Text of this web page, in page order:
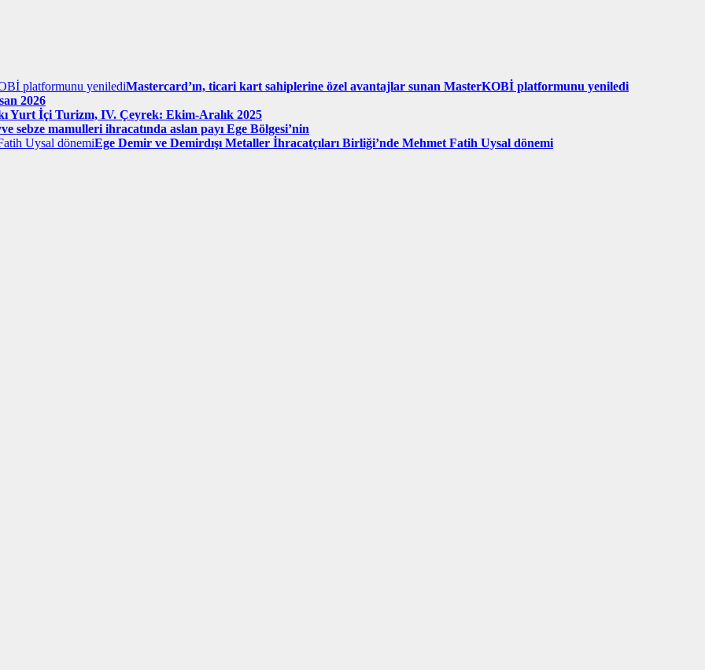
Mastercard’ın, ticari kart sahiplerine özel avantajlar sunan MasterKOBİ platformunu yeniledi
2026
Yurt İçi Turizm, IV. Çeyrek: Ekim-Aralık 2025
sebze mamulleri ihracatında aslan payı Ege Bölgesi’nin
Ege Demir ve Demirdışı Metaller İhracatçıları Birliği’nde Mehmet Fatih Uysal dönemi